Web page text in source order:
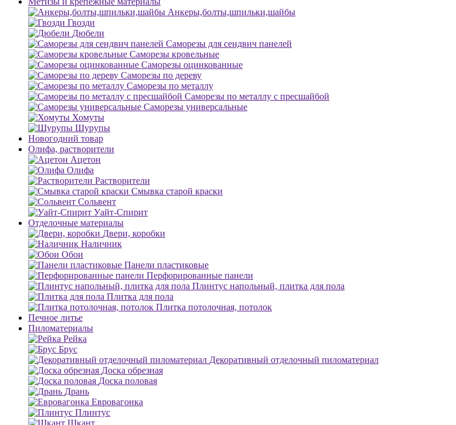
Анкеры,болты,шпильки,шайбы
Гвозди
Дюбели
Саморезы для сендвич панелей
Саморезы кровельные
Саморезы оцинкованные
Саморезы по дереву
Саморезы по металлу
Саморезы по металлу с пресшайбой
Саморезы универсальные
Хомуты
Шурупы
Новогодний товар
Олифа, растворители
Ацетон
Олифа
Растворители
Смывка старой краски
Сольвент
Уайт-Спирит
Отделочные материалы
Двери, коробки
Наличник
Обои
Панели пластиковые
Перфорированные панели
Плинтус напольный, плитка для пола
Плитка для пола
Плитка потолочная, потолок
Печное литье
Пиломатериалы
Рейка
Брус
Декоративный отделочный пиломатериал
Доска обрезная
Доска половая
Дрань
Евровагонка
Плинтус
Шкант